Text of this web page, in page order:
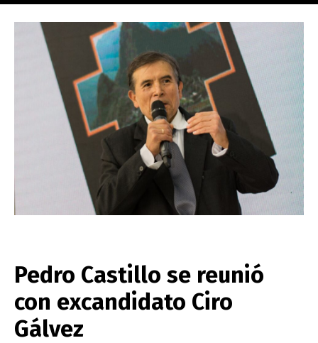
Pedro Castillo se reunió
con excandidato Ciro
Gálvez